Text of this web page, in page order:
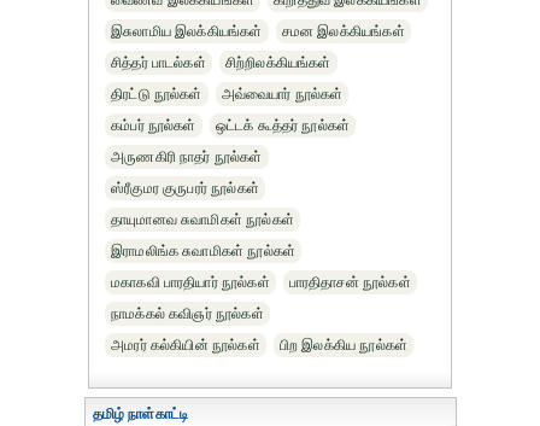
இசுலாமிய இலக்கியங்கள்
சமன இலக்கியங்கள்
சித்தர் பாடல்கள்
சிற்றிலக்கியங்கள்
திரட்டு நூல்கள்
அவ்வையார் நூல்கள்
கம்பர் நூல்கள்
ஒட்டக் கூத்தர் நூல்கள்
அருணகிரி நாதர் நூல்கள்
ஸ்ரீகுமர குருபரர் நூல்கள்
தாயுமானவ சுவாமிகள் நூல்கள்
இராமலிங்க சுவாமிகள் நூல்கள்
மகாகவி பாரதியார் நூல்கள்
பாரதிதாசன் நூல்கள்
நாமக்கல் கவிஞர் நூல்கள்
அமரர் கல்கியின் நூல்கள்
பிற இலக்கிய நூல்கள்
தமிழ் நாள்காட்டி